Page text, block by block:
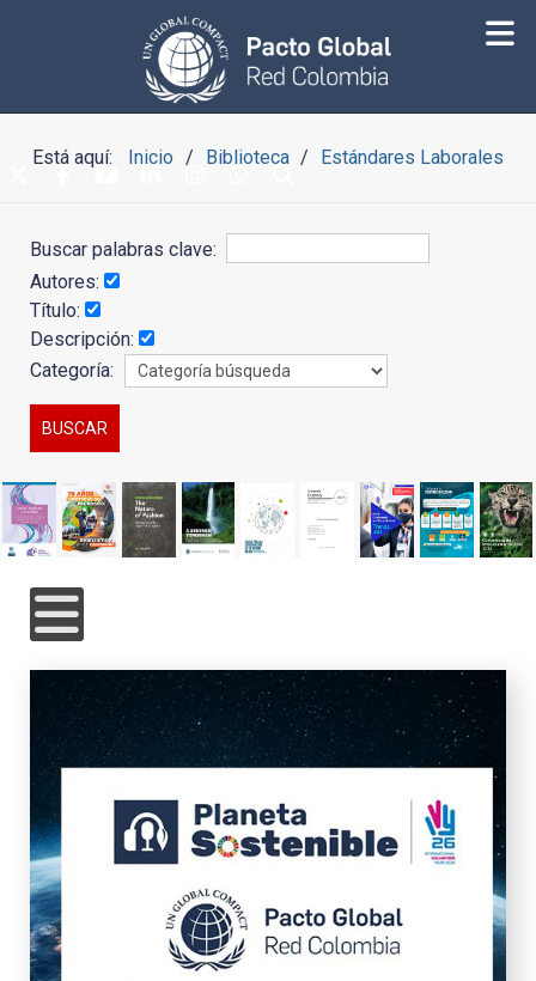
Está aquí: Inicio Biblioteca Estándares Laborales
Buscar palabras clave:
Autores:
Título:
Descripción:
Categoría: